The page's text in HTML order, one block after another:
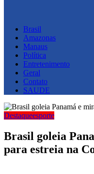
Brasil
Amazonas
Manaus
Política
Entretenimento
Geral
Contato
SAUDE
Destaqueesporte
Brasil goleia
para estreia na